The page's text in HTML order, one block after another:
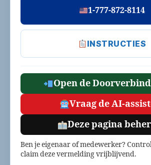
1-777-872-8114
INSTRUCTIES
Open de
Vraag de AI-
Deze pagina
Ben je eigenaar of medewerker?
claim deze vermelding vrijblijvend.